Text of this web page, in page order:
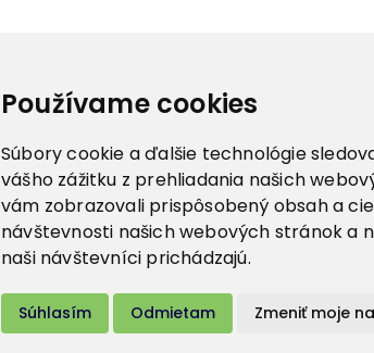
Používame cookies
Súbory cookie a ďalšie technológie
vášho zážitku z prehliadania našich
vám zobrazovali prispôsobený obsah a
návštevnosti našich webových stránok a
naši návštevníci prichádzajú.
Súhlasím Odmietam Zmeniť moje